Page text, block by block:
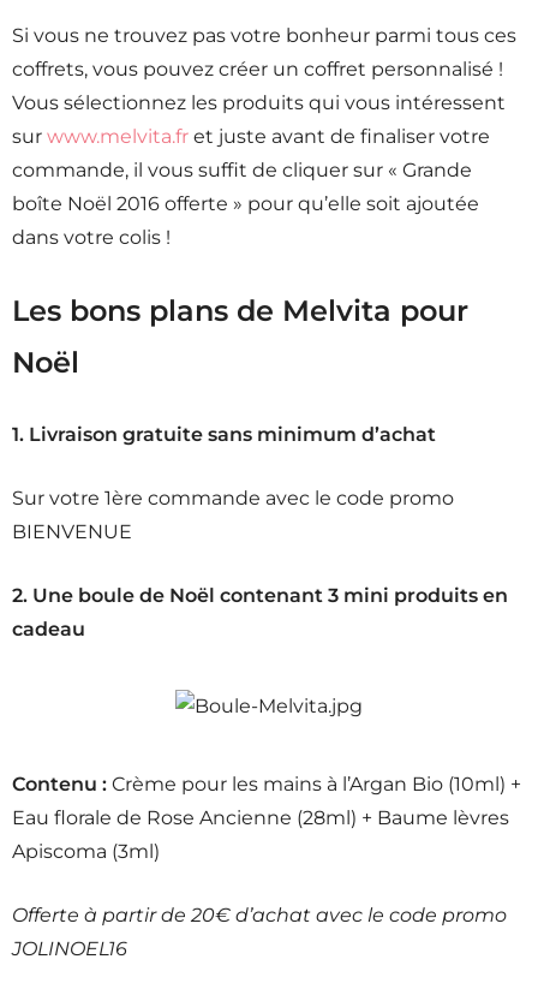
Si vous ne trouvez pas votre bonheur parmi tous ces
coffrets, vous pouvez créer un coffret personnalisé !
Vous sélectionnez les produits qui vous intéressent
sur www.melvita.fr et juste avant de finaliser votre
commande, il vous suffit de cliquer sur « Grande
boîte Noël 2016 offerte » pour qu’elle soit ajoutée
dans votre colis !
Les bons plans de Melvita pour
Noël
1. Livraison gratuite sans minimum d’achat
Sur votre 1ère commande avec le code promo
BIENVENUE
2. Une boule de Noël contenant 3 mini produits en
cadeau
Contenu : Crème pour les mains à l’Argan Bio (10ml) +
Eau florale de Rose Ancienne (28ml) + Baume lèvres
Apiscoma (3ml)
Offerte à partir de 20€ d’achat avec le code promo
JOLINOEL16